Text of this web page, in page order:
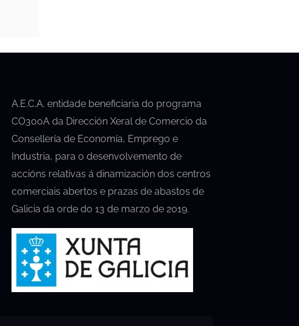
A.E.C.A. entidade beneficiaria do programa
CO300A da Dirección Xeral de Comercio da
Consellería de Economía, Emprego e
Industria, para o desenvolvemento de
accións relativas á dinamización dos centros
comerciais abertos e prazas de abastos de
Galicia da orde do 13 de marzo de 2019.